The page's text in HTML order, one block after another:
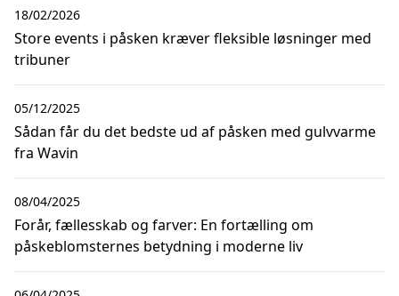
Store events i påsken kræver fleksible løsninger med
tribuner
18/02/2026
Sådan får du det bedste ud af påsken med gulvvarme
fra Wavin
05/12/2025
Forår, fællesskab og farver: En fortælling om
påskeblomsternes betydning i moderne liv
08/04/2025